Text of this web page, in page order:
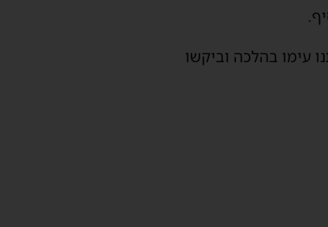
עימו בהלכה וביקשו